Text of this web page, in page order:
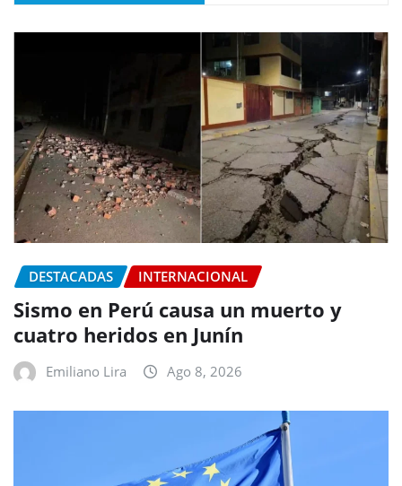
DESTACADAS INTERNACIONAL
Sismo en Perú causa un muerto y
cuatro heridos en Junín
Emiliano Lira Ago 8, 2026